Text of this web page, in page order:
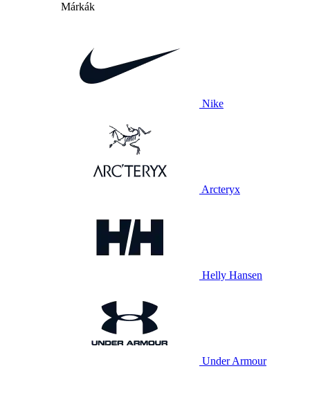
Márkák
Nike
Arcteryx
Helly Hansen
Under Armour